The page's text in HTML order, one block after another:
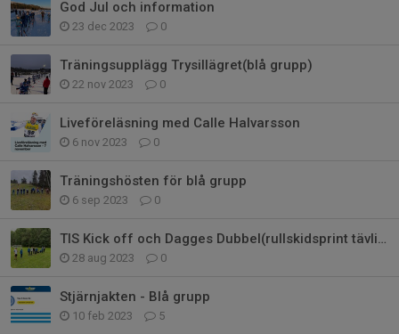
God Jul och information
23 dec 2023 0
Träningsupplägg Trysillägret(blå grupp)
22 nov 2023 0
Liveföreläsning med Calle Halvarsson
6 nov 2023 0
Träningshösten för blå grupp
6 sep 2023 0
TIS Kick off och Dagges Dubbel(rullskidsprint tävling)
28 aug 2023 0
Stjärnjakten - Blå grupp
10 feb 2023 5